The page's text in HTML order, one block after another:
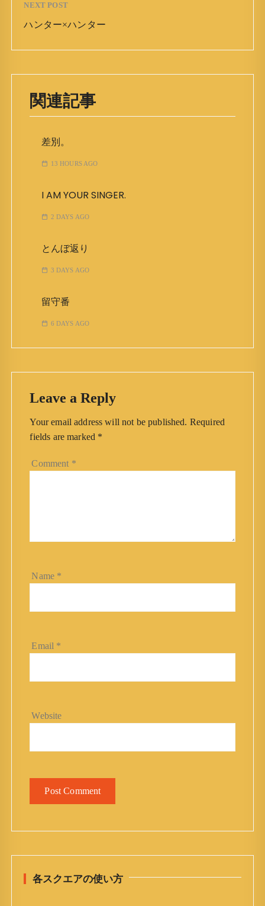
NEXT POST
ハンター×ハンター
関連記事
差別。
13 HOURS AGO
I AM YOUR SINGER.
2 DAYS AGO
とんぼ返り
3 DAYS AGO
留守番
6 DAYS AGO
Leave a Reply
Your email address will not be published. Required
fields are marked *
Comment *
Name *
Email *
Website
各スクエアの使い方